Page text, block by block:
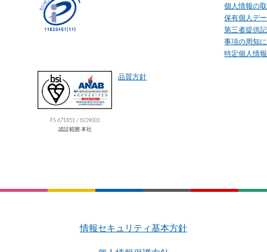
個人情報の
保有個人デ
第三者提供
事項の周知
特定個人情
FS 671851 / ISO9001
認証範囲 本社
品質方針
情報セキュリティ基本方針